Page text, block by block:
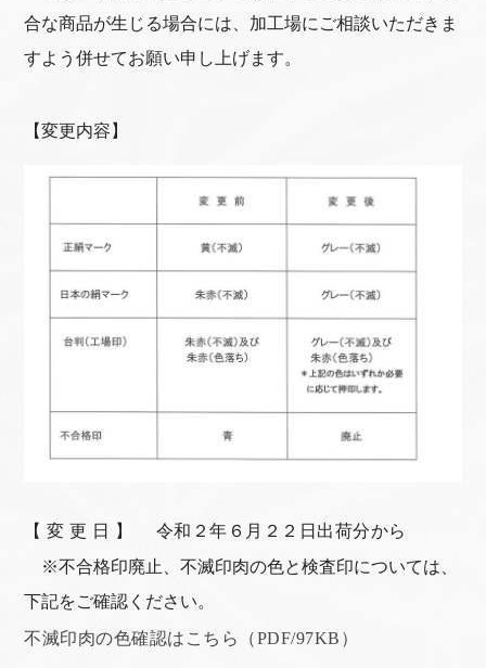
合な商品が生じる場合には、加工場にご相談いただきま
すよう併せてお願い申し上げます。
【変更内容】
【 変 更 日 】 令和２年６月２２日出荷分から
※不合格印廃止、不滅印肉の色と検査印については、
下記をご確認ください。
不滅印肉の色確認はこちら（PDF/97KB）